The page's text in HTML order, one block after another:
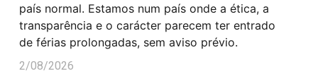
país normal. Estamos num país onde a ética, a
transparência e o carácter parecem ter entrado
de férias prolongadas, sem aviso prévio.
2/08/2026